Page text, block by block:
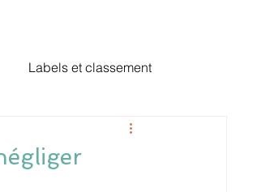
Labels et classement